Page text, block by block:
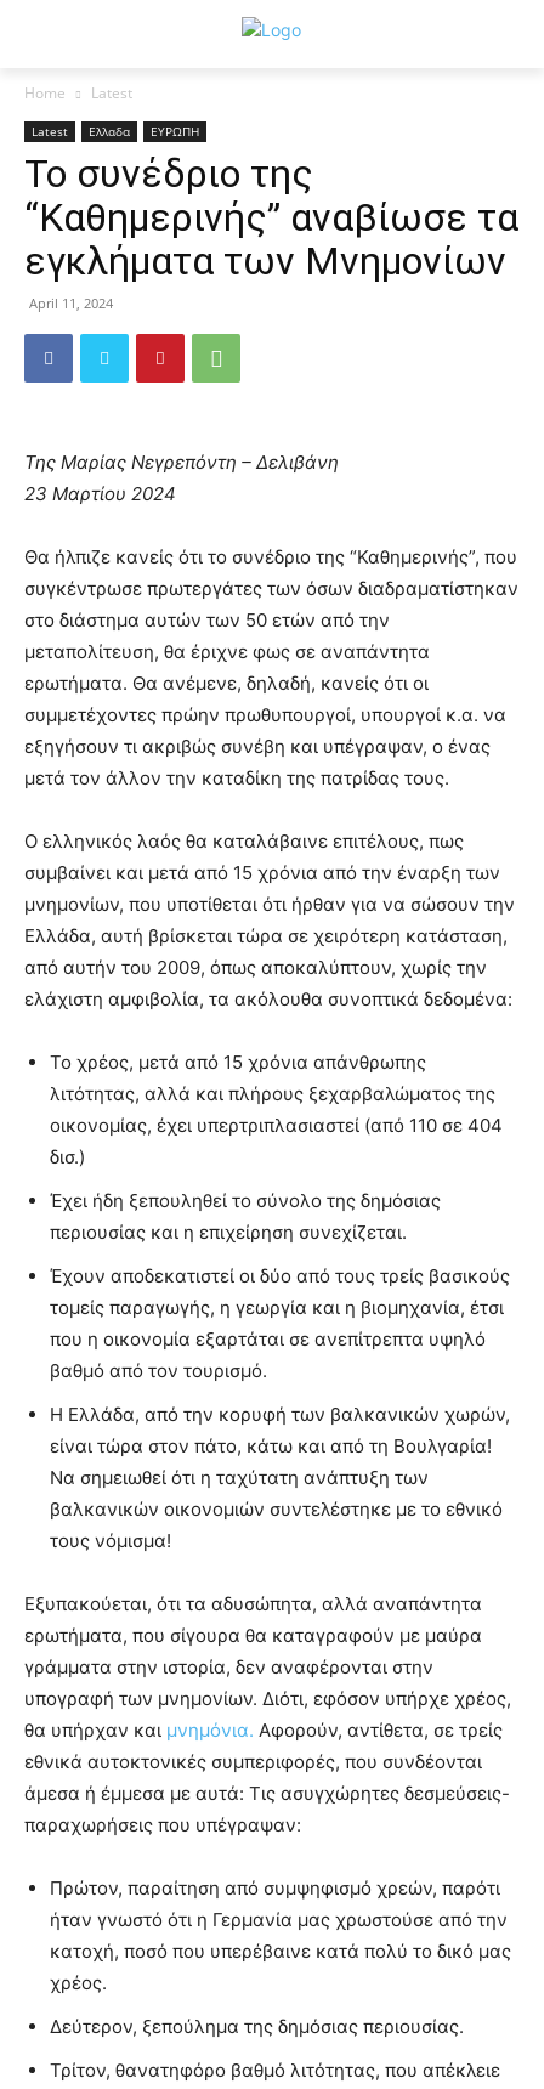
Home Latest
Latest Ελλαδα ΕΥΡΩΠΗ
Το συνέδριο της
“Καθημερινής” αναβίωσε τα
εγκλήματα των Μνημονίων
April 11, 2024
Της Μαρίας Νεγρεπόντη – Δελιβάνη
23 Μαρτίου 2024
Θα ήλπιζε κανείς ότι το συνέδριο της “Καθημερινής”, που
συγκέντρωσε πρωτεργάτες των όσων διαδραματίστηκαν
στο διάστημα αυτών των 50 ετών από την
μεταπολίτευση, θα έριχνε φως σε αναπάντητα
ερωτήματα. Θα ανέμενε, δηλαδή, κανείς ότι οι
συμμετέχοντες πρώην πρωθυπουργοί, υπουργοί κ.α. να
εξηγήσουν τι ακριβώς συνέβη και υπέγραψαν, ο ένας
μετά τον άλλον την καταδίκη της πατρίδας τους.
Ο ελληνικός λαός θα καταλάβαινε επιτέλους, πως
συμβαίνει και μετά από 15 χρόνια από την έναρξη των
μνημονίων, που υποτίθεται ότι ήρθαν για να σώσουν την
Ελλάδα, αυτή βρίσκεται τώρα σε χειρότερη κατάσταση,
από αυτήν του 2009, όπως αποκαλύπτουν, χωρίς την
ελάχιστη αμφιβολία, τα ακόλουθα συνοπτικά δεδομένα:
Το χρέος, μετά από 15 χρόνια απάνθρωπης
λιτότητας, αλλά και πλήρους ξεχαρβαλώματος της
οικονομίας, έχει υπερτριπλασιαστεί (από 110 σε 404
δισ.)
Έχει ήδη ξεπουληθεί το σύνολο της δημόσιας
περιουσίας και η επιχείρηση συνεχίζεται.
Έχουν αποδεκατιστεί οι δύο από τους τρείς βασικούς
τομείς παραγωγής, η γεωργία και η βιομηχανία, έτσι
που η οικονομία εξαρτάται σε ανεπίτρεπτα υψηλό
βαθμό από τον τουρισμό.
Η Ελλάδα, από την κορυφή των βαλκανικών χωρών,
είναι τώρα στον πάτο, κάτω και από τη Βουλγαρία!
Να σημειωθεί ότι η ταχύτατη ανάπτυξη των
βαλκανικών οικονομιών συντελέστηκε με το εθνικό
τους νόμισμα!
Εξυπακούεται, ότι τα αδυσώπητα, αλλά αναπάντητα
ερωτήματα, που σίγουρα θα καταγραφούν με μαύρα
γράμματα στην ιστορία, δεν αναφέρονται στην
υπογραφή των μνημονίων. Διότι, εφόσον υπήρχε χρέος,
θα υπήρχαν και μνημόνια. Αφορούν, αντίθετα, σε τρείς
εθνικά αυτοκτονικές συμπεριφορές, που συνδέονται
άμεσα ή έμμεσα με αυτά: Τις ασυγχώρητες δεσμεύσεις-
παραχωρήσεις που υπέγραψαν:
Πρώτον, παραίτηση από συμψηφισμό χρεών, παρότι
ήταν γνωστό ότι η Γερμανία μας χρωστούσε από την
κατοχή, ποσό που υπερέβαινε κατά πολύ το δικό μας
χρέος.
Δεύτερον, ξεπούλημα της δημόσιας περιουσίας.
Τρίτον, θανατηφόρο βαθμό λιτότητας, που απέκλειε